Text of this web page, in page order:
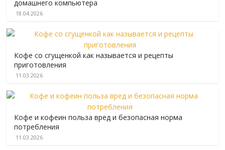
домашнего компьютера
18.04.2026
Кофе со сгущенкой как называется и рецепты
приготовления
11.03.2026
Кофе и кофеин польза вред и безопасная норма
потребления
11.03.2026